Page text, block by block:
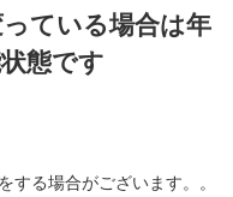
ている場合は年
態です
する場合がございます。。